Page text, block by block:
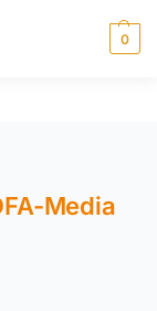
0
Media